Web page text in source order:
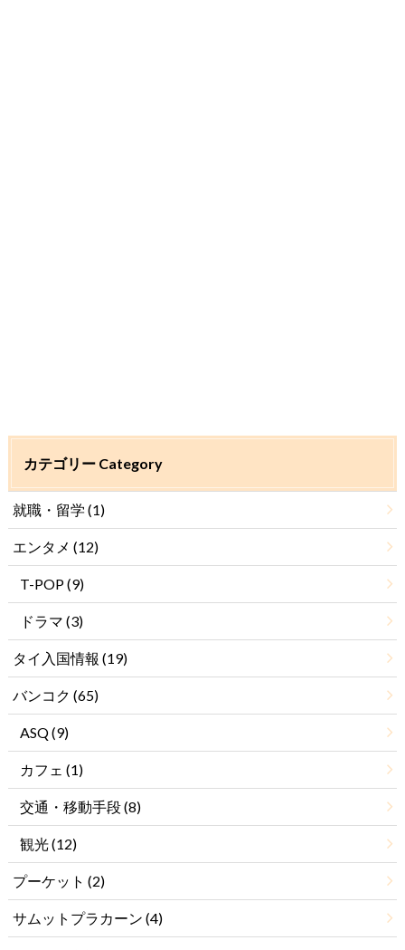
カテゴリー Category
就職・留学 (1)
エンタメ (12)
T-POP(9)
ドラマ (3)
タイ入国情報 (19)
バンコク (65)
ASQ(9)
カフェ (1)
交通・移動手段(8)
観光(12)
プーケット (2)
サムットプラカーン (4)